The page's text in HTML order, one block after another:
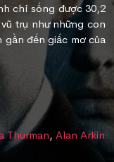
chỉ sống được 30,2
trụ như những con
đến giấc mơ của
Thurman, Alan Arkin